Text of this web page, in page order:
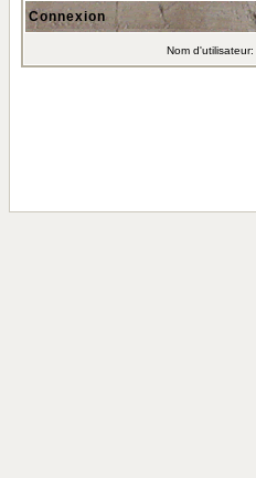
Connexion
Nom d'utilisateur: